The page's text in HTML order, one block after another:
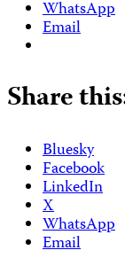
WhatsApp
Email
Share
Bluesky
Facebook
LinkedIn
X
WhatsApp
Email